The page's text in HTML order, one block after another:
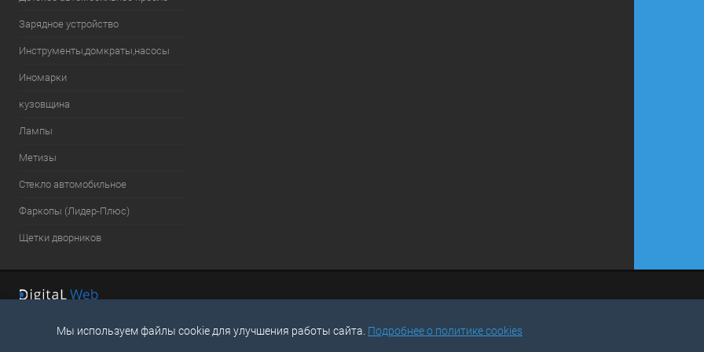
Мы используем файлы cookie для улучшения работы сайта. Подробнее о политике cookies
Зарядное устройство
Инструменты,домкраты,насосы
Иномарки
кузовщина
Лампы
Метизы
Стекло автомобильное
Фаркопы (Лидер-Плюс)
Щетки дворников
ОБРАТНАЯ СВЯЗЬ +7 (8636) 23-10-71 dv@nixon-auto.ru